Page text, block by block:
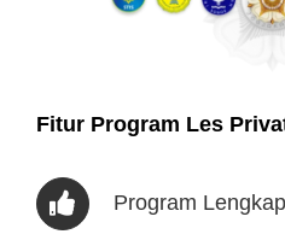
Fitur Program Les
Program Lengkap